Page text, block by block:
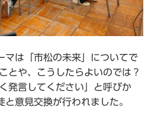
マは「市松の未来」についてで
とや、こうしたらよいのでは？
発言してください」と呼びか
意見交換が行われました。